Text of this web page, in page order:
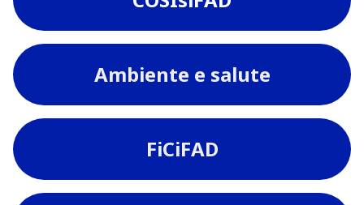
Ambiente e salute
FiCiFAD